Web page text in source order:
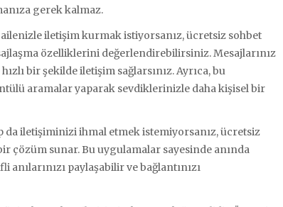
gerek kalmaz.
ailenizle iletişim kurmak istiyorsanız, ücretsiz sohbet
özelliklerini değerlendirebilirsiniz. Mesajlarınız
bir şekilde iletişim sağlarsınız. Ayrıca, bu
aramalar yaparak sevdiklerinizle daha kişisel bir
da iletişiminizi ihmal etmek istemiyorsanız, ücretsiz
çözüm sunar. Bu uygulamalar sayesinde anında
paylaşabilir ve bağlantınızı